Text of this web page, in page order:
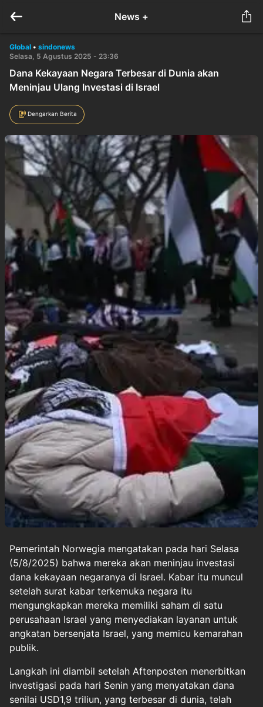
News +
Global • sindonews
Selasa, 5 Agustus 2025 - 23:36
Dana Kekayaan Negara Terbesar di Dunia akan
Meninjau Ulang Investasi di Israel
Dengarkan Berita
Pemerintah Norwegia mengatakan pada hari Selasa
(5/8/2025) bahwa mereka akan meninjau investasi
dana kekayaan negaranya di Israel. Kabar itu muncul
setelah surat kabar terkemuka negara itu
mengungkapkan mereka memiliki saham di satu
perusahaan Israel yang menyediakan layanan untuk
angkatan bersenjata Israel, yang memicu kemarahan
publik.
Langkah ini diambil setelah Aftenposten menerbitkan
investigasi pada hari Senin yang menyatakan dana
senilai USD1,9 triliun, yang terbesar di dunia, telah